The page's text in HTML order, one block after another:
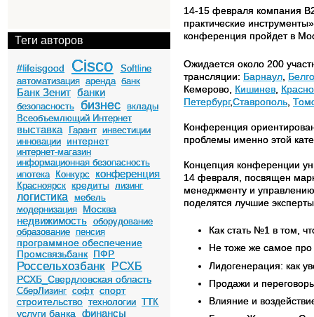
Теги авторов
#lifeisgood Cisco
Softline
автоматизация аренда банк
Банк Зенит банки
безопасность бизнес
вклады
Всеобъемлющий Интернет
выставка Гарант инвестиции
инновации
интернет
интернет-магазин
информационная безопасность
ипотека
Конкурс конференция
Красноярск кредиты лизинг
логистика
мебель
модернизация
Москва
недвижимость оборудование
образование пенсия
программное обеспечение
Промсвязьбанк ПФР
Россельхозбанк РСХБ
РСХБ_Свердловская область
СберЛизинг софт спорт
строительство технологии ТТК
услуги банка финансы
14-15 февраля компания
практические
конференция пройдет в
Ожидается около 200
трансляции: Барнаул
Кемерово, Кишинев
Петербург,Ставрополь
Конференция
проблемы именно этой
Концепция конференции
14 февраля, посвящен
менеджменту и
поделятся лучшие
Как стать №1 в том,
Не тоже же самое про
Лидогенерация: как
Продажи и
Влияние и